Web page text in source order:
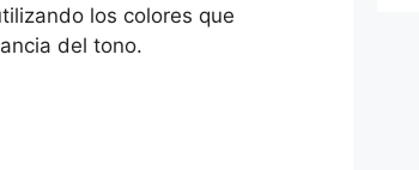
los colores que
del tono.